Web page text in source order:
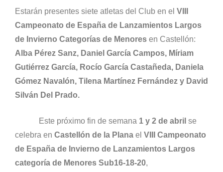
Estarán presentes siete atletas del Club en el VIII
Campeonato de España de Lanzamientos Largos
de Invierno Categorías de Menores en Castellón:
Alba Pérez Sanz, Daniel García Campos, Míriam
Gutiérrez García, Rocío García Castañeda, Daniela
Gómez Navalón, Tilena Martínez Fernández y David
Silván Del Prado.
Este próximo fin de semana 1 y 2 de abril se
celebra en Castellón de la Plana el VIII Campeonato
de España de Invierno de Lanzamientos Largos
categoría de Menores Sub16-18-20,